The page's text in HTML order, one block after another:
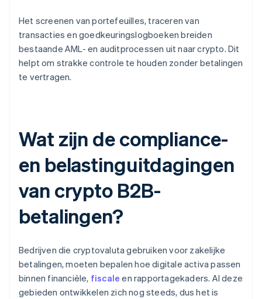
Het screenen van portefeuilles, traceren van
transacties en goedkeuringslogboeken breiden
bestaande AML- en auditprocessen uit naar crypto. Dit
helpt om strakke controle te houden zonder betalingen
te vertragen.
Wat zijn de compliance-
en belastinguitdagingen
van crypto B2B-
betalingen?
Bedrijven die cryptovaluta gebruiken voor zakelijke
betalingen, moeten bepalen hoe digitale activa passen
binnen financiële, fiscale en rapportagekaders. Al deze
gebieden ontwikkelen zich nog steeds, dus het is